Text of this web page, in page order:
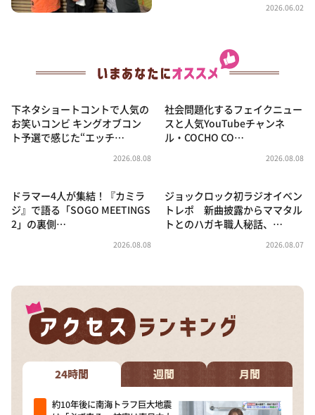
2026.06.02
下ネタショートコントで人気の
お笑いコンビ キングオブコン
ト予選で感じた“エッチ…
2026.08.08
社会問題化するフェイクニュー
スと人気YouTubeチャンネ
ル・COCHO CO…
2026.08.08
ドラマー4人が集結！『カミラ
ジ』で語る「SOGO MEETINGS
2」の裏側…
2026.08.08
ジョックロック初ラジオイベン
トレポ 新曲披露からママタル
トとのハガキ職人秘話、…
2026.08.07
24時間 週間 月間
約10年後に南海トラフ巨大地震